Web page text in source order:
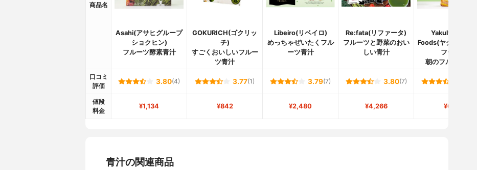
商品名
Asahi(アサヒグループ
ショクヒン)
フルーツ酵素青汁
GOKURICH(ゴクリッ
チ)
すごくおいしいフルー
ツ青汁
Libeiro(リベイロ)
めっちゃぜいたくフル
ーツ青汁
Re:fata(リファータ)
フルーツと野菜のおい
しい青汁
Yakult Health
Foods(ヤクルトヘル
フーズ)
朝のフルーツ青汁
口コミ
評価
3.80(4) 3.77(1) 3.79(7) 3.80(7)
値段
料金
¥1,134 ¥842 ¥2,480 ¥4,266 ¥633
青汁の関連商品